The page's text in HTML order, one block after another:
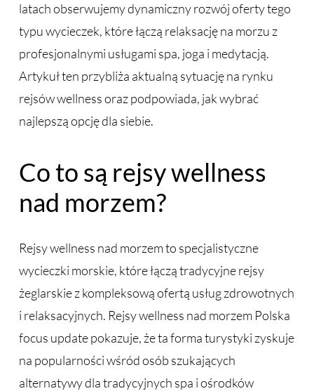
latach obserwujemy dynamiczny rozwój oferty tego
typu wycieczek, które łączą relaksację na morzu z
profesjonalnymi usługami spa, joga i medytacją.
Artykuł ten przybliża aktualną sytuację na rynku
rejsów wellness oraz podpowiada, jak wybrać
najlepszą opcję dla siebie.
Co to są rejsy wellness
nad morzem?
Rejsy wellness nad morzem to specjalistyczne
wycieczki morskie, które łączą tradycyjne rejsy
żeglarskie z kompleksową ofertą usług zdrowotnych
i relaksacyjnych. Rejsy wellness nad morzem Polska
focus update pokazuje, że ta forma turystyki zyskuje
na popularności wśród osób szukających
alternatywy dla tradycyjnych spa i ośrodków